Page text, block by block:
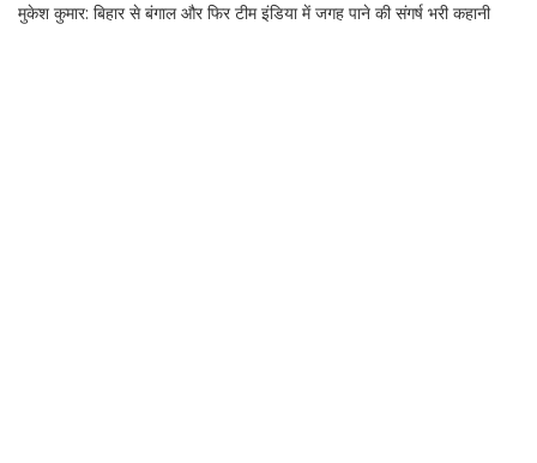
मुकेश कुमार: बिहार से बंगाल और फिर टीम इंडिया में जगह पाने की संगर्ष भरी कहानी